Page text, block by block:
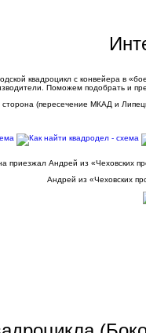
квадроцикл с конвейера в
Поможем подобрать и
(пересечение МКАД и
приезжал Андрей из
Андрей из «Чеховских